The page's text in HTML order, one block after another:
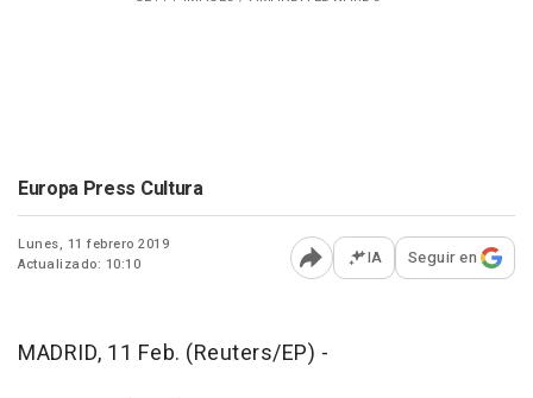
Europa Press Cultura
Lunes, 11 febrero 2019
Actualizado: 10:10
Abrir opciones para
IA Seguir en
MADRID, 11 Feb. (Reuters/EP) -